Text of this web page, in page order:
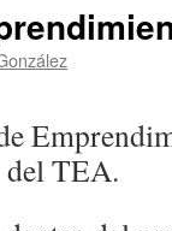
del TEA.